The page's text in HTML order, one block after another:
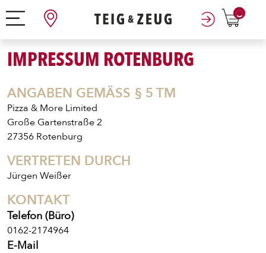
0
IMPRESSUM ROTENBURG
ANGABEN GEMÄSS § 5 TM
Pizza & More Limited
Große Gartenstraße 2
27356 Rotenburg
VERTRETEN DURCH
Jürgen Weißer
KONTAKT
Telefon (Büro)
0162-2174964
E-Mail